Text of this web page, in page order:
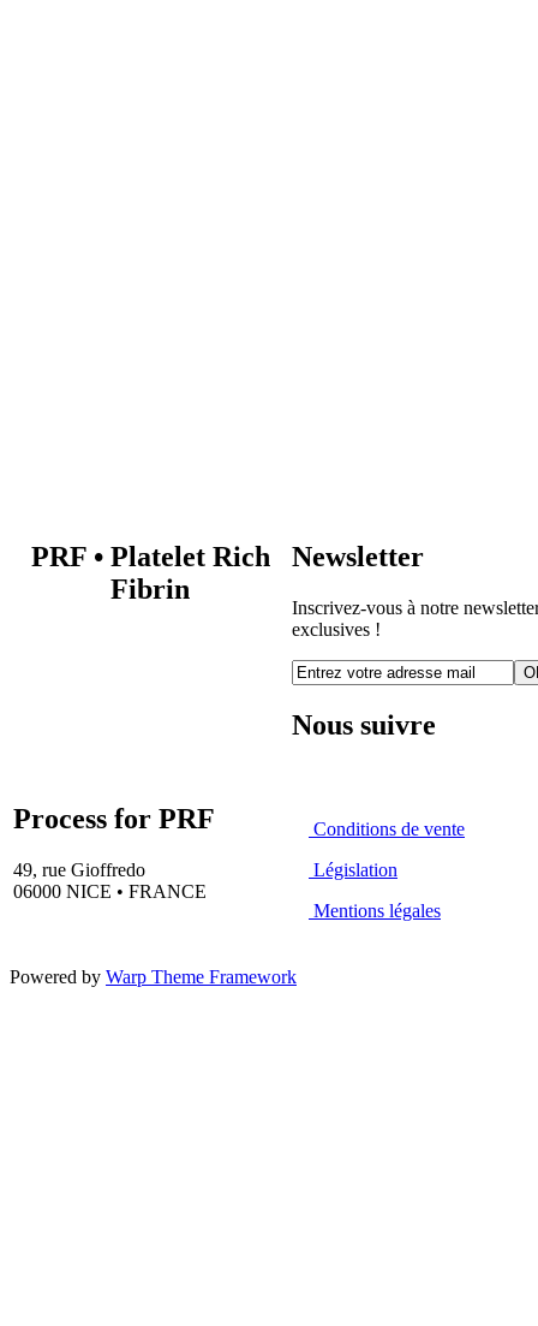
PRF •Platelet Rich
Fibrin
Newsletter
Inscrivez-vous à notre
exclusives !
Nous suivre
Process for PRF
49, rue Gioffredo
06000 NICE • FRANCE
Conditions de vente
Législation
Mentions légales
Powered by Warp Theme Framework